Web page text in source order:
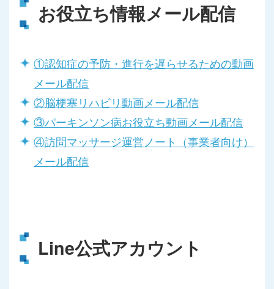
お役立ち情報メール配信
①認知症の予防・進行を遅らせるための動画
メール配信
②脳梗塞リハビリ動画メール配信
③パーキンソン病お役立ち動画メール配信
④訪問マッサージ運営ノート（事業者向け）
メール配信
Line公式アカウント